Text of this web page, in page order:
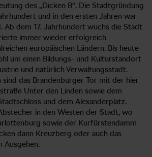
des „Dicken B“. Die Stadtgründung
und in den ersten Jahren war
Ab dem 17. Jahrhundert wuchs die Stadt
immer wieder erfolgreich
europäischen Ländern. Bis heute
um einen Bildungs- und Kulturstandort
und natürlich Verwaltungsstadt.
sind das Brandenburger Tor mit der hier
Unter den Linden sowie dem
und dem Alexanderplatz.
in den Westen der Stadt, wo
sowie der Kurfürstendamm
dann Kreuzberg oder auch das
Ausgehen.